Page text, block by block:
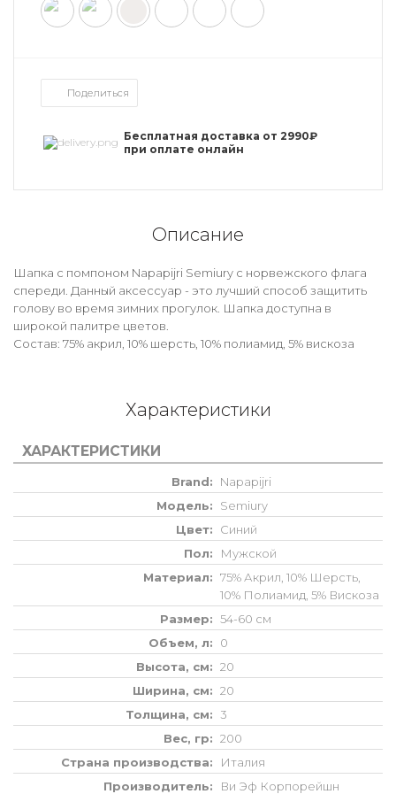
Поделиться
Бесплатная доставка от 2990₽
при оплате онлайн
Описание
Шапка с помпоном Napapijri Semiury с норвежского флага
спереди. Данный аксессуар - это лучший способ защитить
голову во время зимних прогулок. Шапка доступна в
широкой палитре цветов.
Состав: 75% акрил, 10% шерсть, 10% полиамид, 5% вискоза
Характеристики
ХАРАКТЕРИСТИКИ
Brand
Napapijri
Модель
Semiury
Цвет
Синий
Пол
Мужской
Материал
75% Акрил, 10% Шерсть,
10% Полиамид, 5% Вискоза
Размер
54-60 см
Объем, л
0
Высота, см
20
Ширина, см
20
Толщина, см
3
Вес, гр
200
Страна производства
Италия
Производитель
Ви Эф Корпорейшн